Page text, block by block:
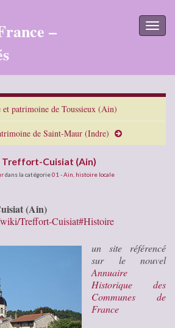
–
patrimoine de Toussieux (Ain)
de Saint-Maur (Indre)
Treffort-Cuisiat (Ain)
dans la catégorie01 - Ain histoire locale
(Ain)
Treffort-Cuisiat#Histoire
un site référencé
sur le nouvel
Annuaire
Historique des
Communes de
France